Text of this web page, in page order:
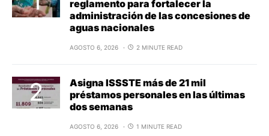
reglamento para fortalecer la
administración de las concesiones de
aguas nacionales
AGOSTO 6, 2026 2 MINUTE READ
Asigna ISSSTE más de 21 mil
préstamos personales en las últimas
dos semanas
AGOSTO 6, 2026 1 MINUTE READ